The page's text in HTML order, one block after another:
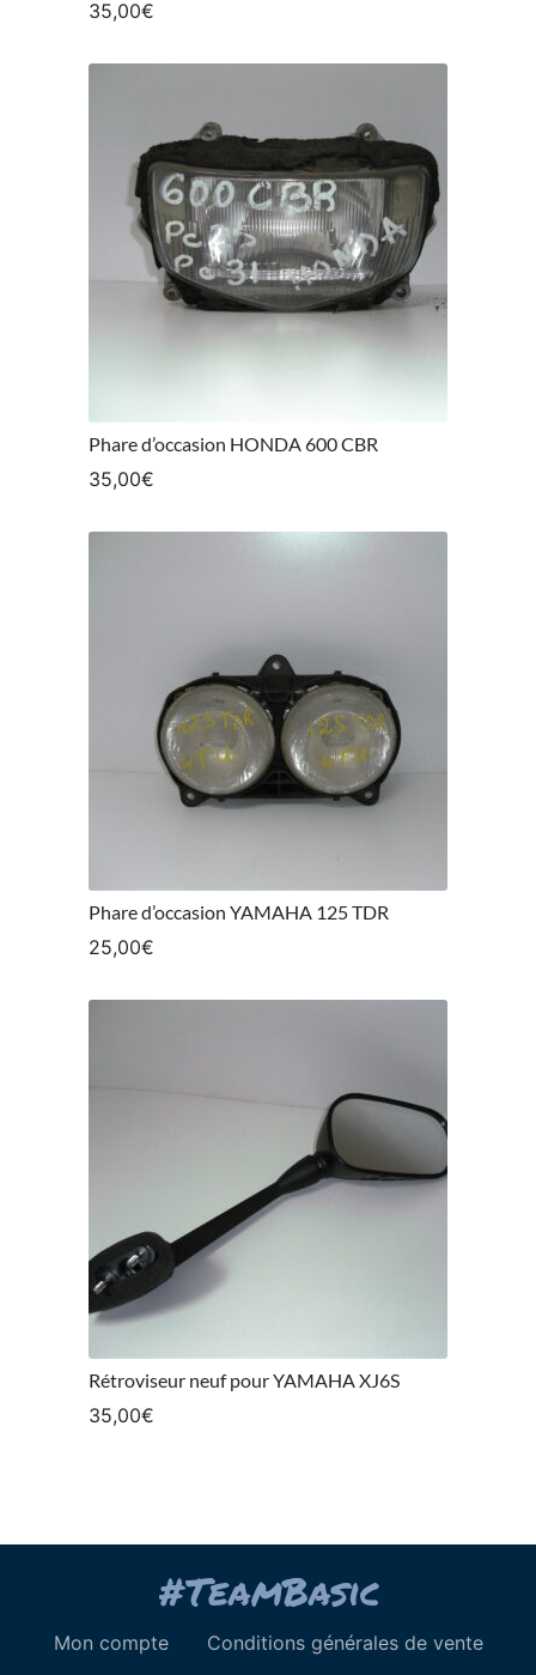
35,00€
Phare d’occasion HONDA 600 CBR
35,00€
Phare d’occasion YAMAHA 125 TDR
25,00€
Rétroviseur neuf pour YAMAHA XJ6S
35,00€
Mon compte Conditions générales de vente